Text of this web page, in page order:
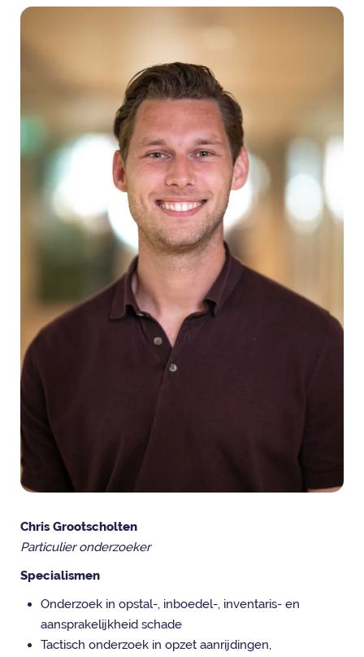
Chris Grootscholten
Particulier onderzoeker
Specialismen
Onderzoek in opstal-, inboedel-, inventaris- en
aansprakelijkheid schade
Tactisch onderzoek in opzet aanrijdingen,